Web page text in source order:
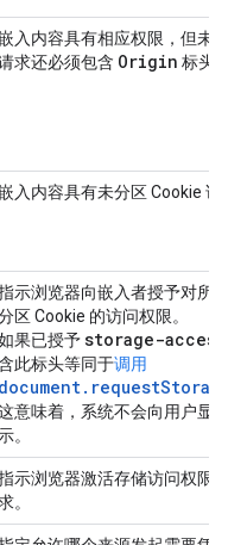
入内容具有相应权限，但未
求还必须包含 Origin 标头
入内容具有未分区 Cookie 访
示浏览器向嵌入者授予对所
区 Cookie 的访问权限。
果已授予storage-access
此标头等同于调用
意味着，系统不会向用户显
。
示浏览器激活存储访问权限
。